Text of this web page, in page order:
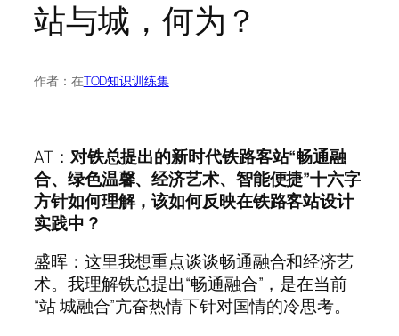
站与城，何为？
作者： 在TOD知识训练集
AT： 对铁总提出的新时代铁路客站“畅通融
合、绿色温馨、经济艺术、智能便捷”十六字
方针如何理解，该如何反映在铁路客站设计
实践中？
盛晖：这里我想重点谈谈畅通融合和经济艺
术。我理解铁总提出“畅通融合”，是在当前
“站 城融合”亢奋热情下针对国情的冷思考。